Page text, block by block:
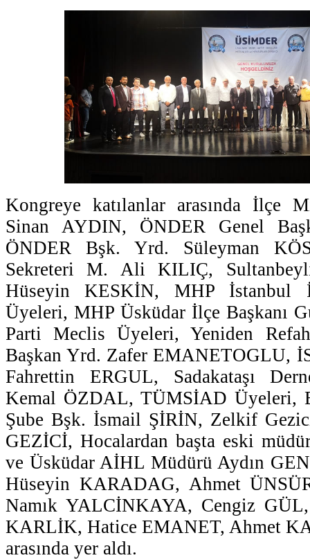
Kongreye katılanlar arasında İlçe
Sinan AYDIN, ÖNDER Genel
ÖNDER Bşk. Yrd. Süleyman
Sekreteri M. Ali KILIÇ,
Hüseyin KESKİN, MHP
Üyeleri, MHP Üsküdar İlçe Başkanı
Parti Meclis Üyeleri, Yeniden
Başkan Yrd. Zafer EMANETOGLU,
Fahrettin ERGUL, Sadakataşı
Kemal ÖZDAL, TÜMSİAD Üyeleri,
Şube Bşk. İsmail ŞİRİN, Zelkif
GEZİCİ, Hocalardan başta eski
ve Üsküdar AİHL Müdürü Aydın
Hüseyin KARADAG, Ahmet
Namık YALCİNKAYA, Cengiz
KARLİK, Hatice EMANET, Ahmet
arasında yer aldı.